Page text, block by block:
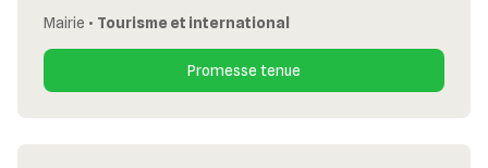
Mairie • Tourisme et international
Promesse tenue